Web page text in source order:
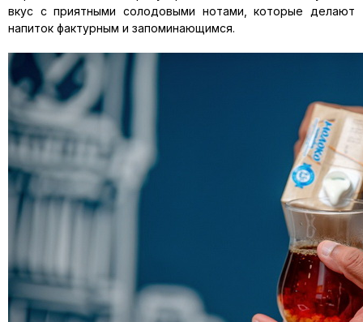
вкус с приятными солодовыми нотами, которые делают
напиток фактурным и запоминающимся.